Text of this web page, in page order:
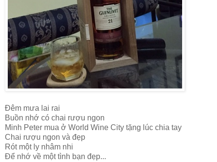
Đêm mưa lai rai
Buồn nhớ có chai rượu ngon
Minh Peter mua ở World Wine City tặng lúc chia tay
Chai rượu ngon và đẹp
Rót một ly nhâm nhi
Để nhớ về một tình bạn đẹp...